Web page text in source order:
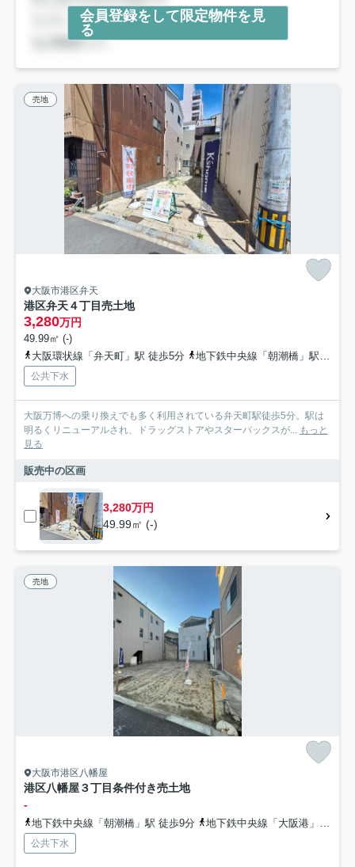
会員登録をして限定物件を見
る
売地
大阪市港区弁天
港区弁天４丁目売土地
3,280万円
49.99㎡ (-)
大阪環状線「弁天町」駅 徒歩5分
地下鉄中央線「朝潮橋」駅 徒歩24分
公共下水
大阪万博への乗り換えでも多く利用されている弁天町駅徒歩5分。駅は
明るくリニューアルされ、ドラッグストアやスターバックスが... もっと
見る
販売中の区画
3,280万円
49.99㎡ (-)
売地
大阪市港区八幡屋
港区八幡屋３丁目条件付き売土地
-
地下鉄中央線「朝潮橋」駅 徒歩9分 地下鉄中央線「大阪港」駅 徒歩18分
公共下水